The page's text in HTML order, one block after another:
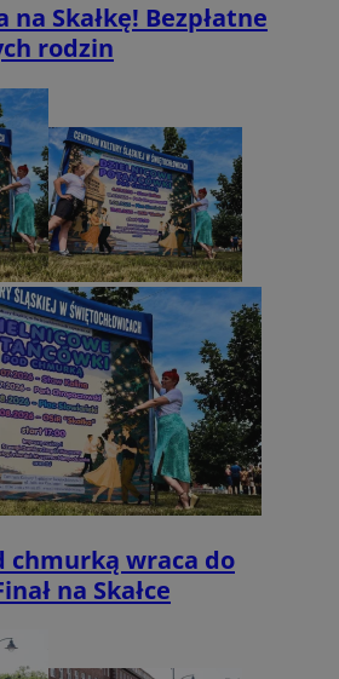
Skałkę! Bezpłatne
rodzin
chmurką wraca do
na Skałce